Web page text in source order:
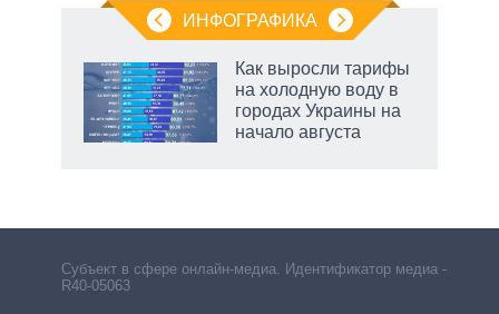
ИНФОГРАФИКА
Как выросли тарифы
на холодную воду в
городах Украины на
начало августа
Субъект в сфере онлайн-медиа. Идентификатор медиа –
R40-05063